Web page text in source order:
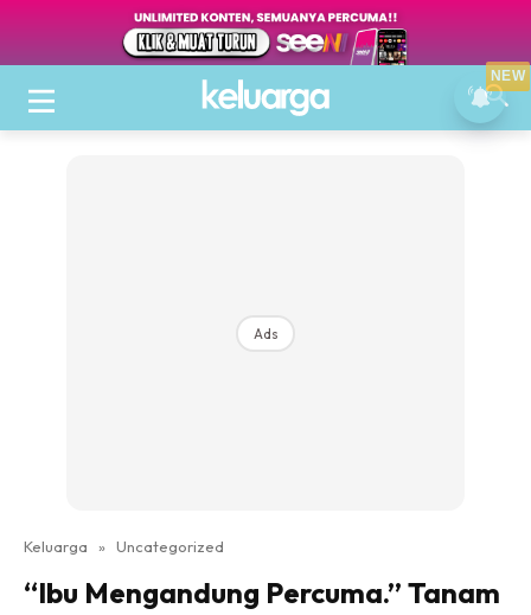
Ads
Keluarga » Uncategorized
“Ibu Mengandung Percuma.” Tanam
NEW